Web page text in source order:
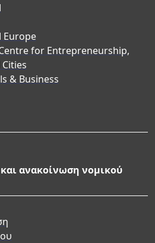
Europe
for Entrepreneurship,
& Business
ανακοίνωση νομικού